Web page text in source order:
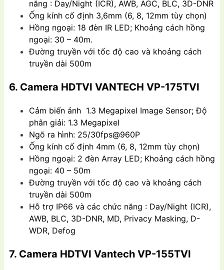
năng : Day/Night (ICR), AWB, AGC, BLC, 3D-DNR
Ống kính cố định 3,6mm (6, 8, 12mm tùy chọn)
Hồng ngoại: 18 đèn IR LED; Khoảng cách hồng
ngoại: 30 – 40m.
Đường truyền với tốc độ cao và khoảng cách
truyền dài 500m
6. Camera HDTVI VANTECH VP-175TVI
Cảm biến ảnh 1.3 Megapixel Image Sensor; Độ
phân giải: 1.3 Megapixel
Ngõ ra hình: 25/30fps@960P
Ống kính cố định 4mm (6, 8, 12mm tùy chọn)
Hồng ngoại: 2 đèn Array LED; Khoảng cách hồng
ngoại: 40 – 50m
Đường truyền với tốc độ cao và khoảng cách
truyền dài 500m
Hỗ trợ IP66 và các chức năng : Day/Night (ICR),
AWB, BLC, 3D-DNR, MD, Privacy Masking, D-
WDR, Defog
7. Camera HDTVI Vantech VP-155TVI